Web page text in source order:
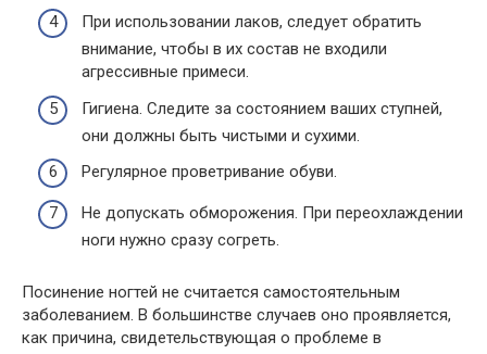
При использовании лаков, следует обратить
внимание, чтобы в их состав не входили
агрессивные примеси.
Гигиена. Следите за состоянием ваших ступней,
они должны быть чистыми и сухими.
Регулярное проветривание обуви.
Не допускать обморожения. При переохлаждении
ноги нужно сразу согреть.
Посинение ногтей не считается самостоятельным
заболеванием. В большинстве случаев оно проявляется,
как причина, свидетельствующая о проблеме в